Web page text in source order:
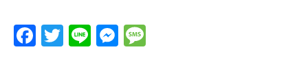
Facebook
Twitter
LineMessenger